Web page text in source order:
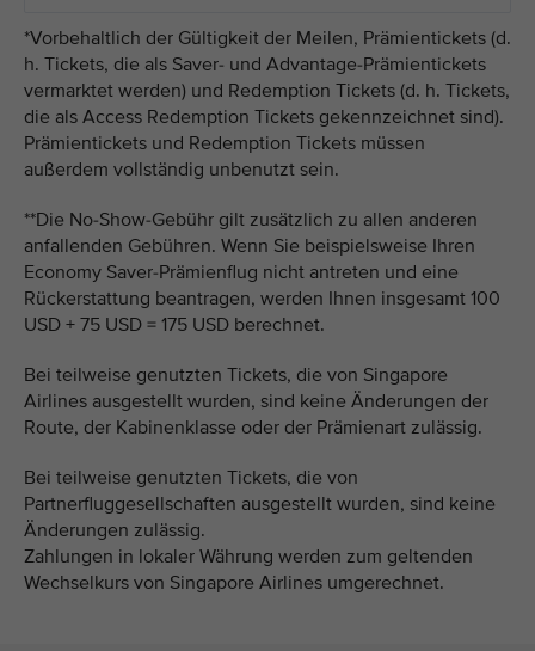
*Vorbehaltlich der Gültigkeit der Meilen, Prämientickets (d.
h. Tickets, die als Saver- und Advantage-Prämientickets
vermarktet werden) und Redemption Tickets (d. h. Tickets,
die als Access Redemption Tickets gekennzeichnet sind).
Prämientickets und Redemption Tickets müssen
außerdem vollständig unbenutzt sein.
**Die No-Show-Gebühr gilt zusätzlich zu allen anderen
anfallenden Gebühren. Wenn Sie beispielsweise Ihren
Economy Saver-Prämienflug nicht antreten und eine
Rückerstattung beantragen, werden Ihnen insgesamt 100
USD + 75 USD = 175 USD berechnet.
Bei teilweise genutzten Tickets, die von Singapore
Airlines ausgestellt wurden, sind keine Änderungen der
Route, der Kabinenklasse oder der Prämienart zulässig.
Bei teilweise genutzten Tickets, die von
Partnerfluggesellschaften ausgestellt wurden, sind keine
Änderungen zulässig.
Zahlungen in lokaler Währung werden zum geltenden
Wechselkurs von Singapore Airlines umgerechnet.